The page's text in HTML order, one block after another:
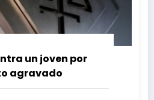
un joven por
agravado